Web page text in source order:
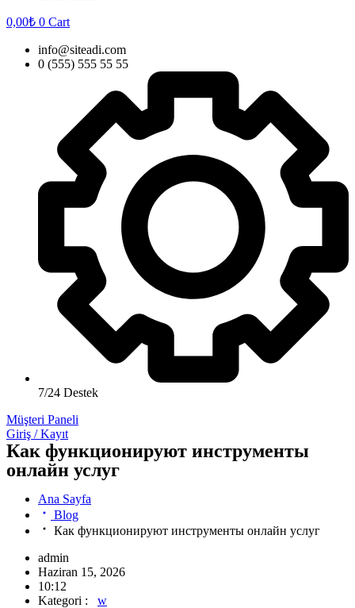
0,00₺ 0 Cart
info@siteadi.com
0 (555) 555 55 55
7/24 Destek
Müşteri Paneli
Giriş / Kayıt
Как функционируют инструменты
онлайн услуг
Ana Sayfa
Blog
Как функционируют инструменты онлайн услуг
admin
Haziran 15, 2026
10:12
Kategori :
w